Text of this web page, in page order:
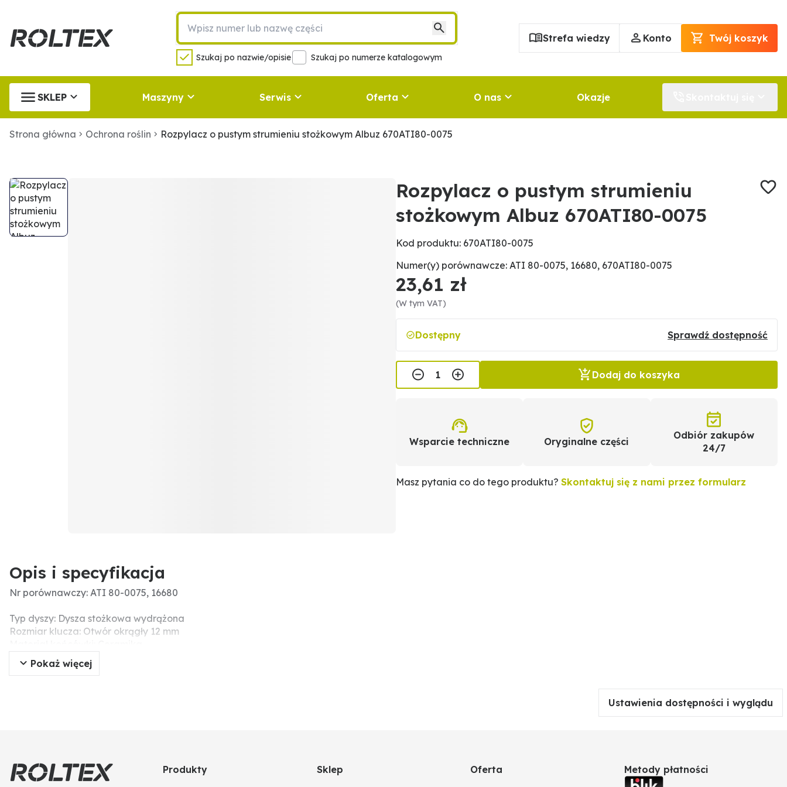
Szukaj po nazwie/opisie Szukaj po numerze katalogowym
Strefa wiedzy Konto Twój koszyk
SKLEP Maszyny Serwis Oferta O nas Okazje
Strona główna Ochrona roślin Rozpylacz o pustym strumieniu stożkowym Albuz 670ATI80-0075
Rozpylacz o pustym strumieniu
stożkowym Albuz 670ATI80-0075
Kod produktu: 670ATI80-0075
Numer(y) porównawcze: ATI 80-0075, 16680, 670ATI80-0075
23,61 zł
(W tym VAT)
Dostępny Sprawdź dostępność
Dodaj do koszyka
Wsparcie techniczne Oryginalne części
Odbiór zakupów
24/7
Masz pytania co do tego produktu? Skontaktuj się z nami przez formularz
Opis i specyfikacja
Nr porównawczy: ATI 80-0075, 16680
Typ dyszy: Dysza stożkowa wydrążona
Rozmiar klucza: Otwór okrągły 12 mm
Kąt oprysku: 80°
Obudowa - materiał: Plastik
Pokaż więcej
Ustawienia dostępności i wyglądu
Produkty Sklep Oferta Metody płatności